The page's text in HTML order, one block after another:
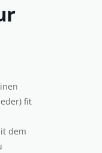
fit
dem